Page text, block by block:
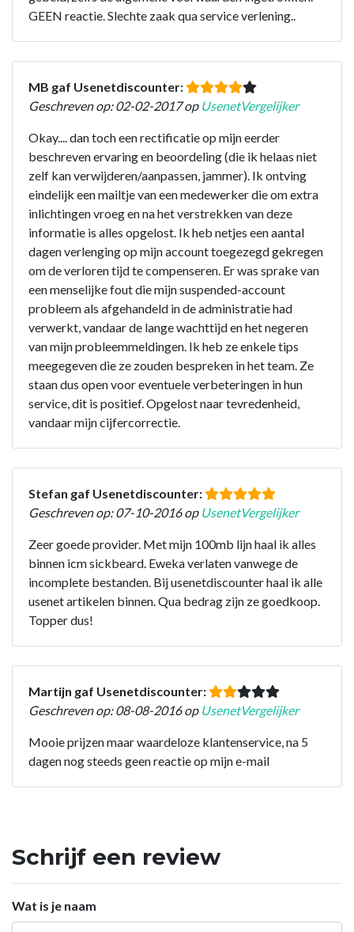
GEEN reactie. Slechte zaak qua service verlening..
MB gaf Usenetdiscounter:
Geschreven op: 02-02-2017 op UsenetVergelijker
Okay.... dan toch een rectificatie op mijn eerder
beschreven ervaring en beoordeling (die ik helaas niet
zelf kan verwijderen/aanpassen, jammer). Ik ontving
eindelijk een mailtje van een medewerker die om extra
inlichtingen vroeg en na het verstrekken van deze
informatie is alles opgelost. Ik heb netjes een aantal
dagen verlenging op mijn account toegezegd gekregen
om de verloren tijd te compenseren. Er was sprake van
een menselijke fout die mijn suspended-account
probleem als afgehandeld in de administratie had
verwerkt, vandaar de lange wachttijd en het negeren
van mijn probleemmeldingen. Ik heb ze enkele tips
meegegeven die ze zouden bespreken in het team. Ze
staan dus open voor eventuele verbeteringen in hun
service, dit is positief. Opgelost naar tevredenheid,
vandaar mijn cijfercorrectie.
Stefan gaf Usenetdiscounter:
Geschreven op: 07-10-2016 op UsenetVergelijker
Zeer goede provider. Met mijn 100mb lijn haal ik alles
binnen icm sickbeard. Eweka verlaten vanwege de
incomplete bestanden. Bij usenetdiscounter haal ik alle
usenet artikelen binnen. Qua bedrag zijn ze goedkoop.
Topper dus!
Martijn gaf Usenetdiscounter:
Geschreven op: 08-08-2016 op UsenetVergelijker
Mooie prijzen maar waardeloze klantenservice, na 5
dagen nog steeds geen reactie op mijn e-mail
Schrijf een review
Wat is je naam